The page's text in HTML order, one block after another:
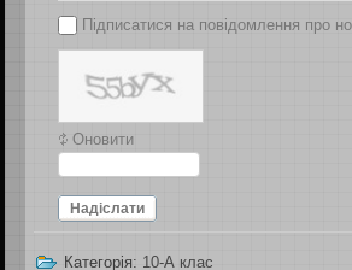
Підписатися на повідомлення про
Оновити
Надіслати
Категорія: 10-А клас